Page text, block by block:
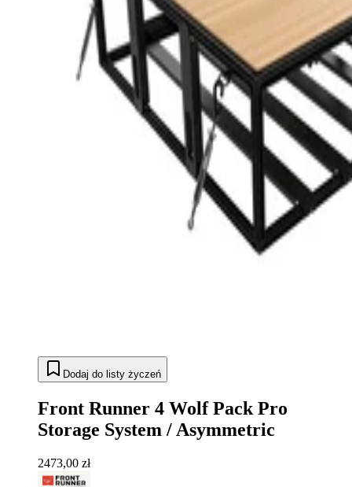
Dodaj do listy życzeń
Front Runner 4 Wolf Pack Pro
Storage System / Asymmetric
2473,00 zł